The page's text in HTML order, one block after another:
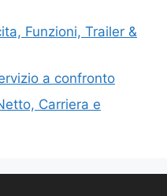
Funzioni, Trailer &
a confronto
Carriera e